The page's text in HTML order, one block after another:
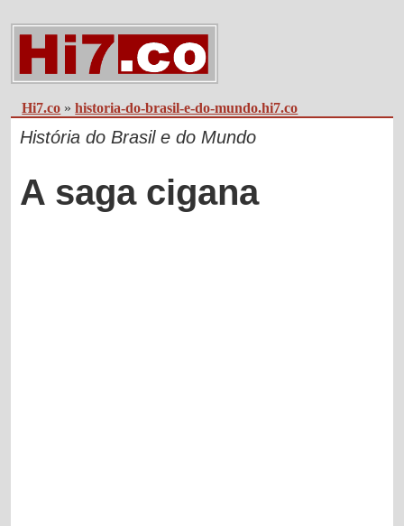
Hi7.co »historia-do-brasil-e-do-mundo.hi7.co
História do Brasil e do Mundo
A saga cigana